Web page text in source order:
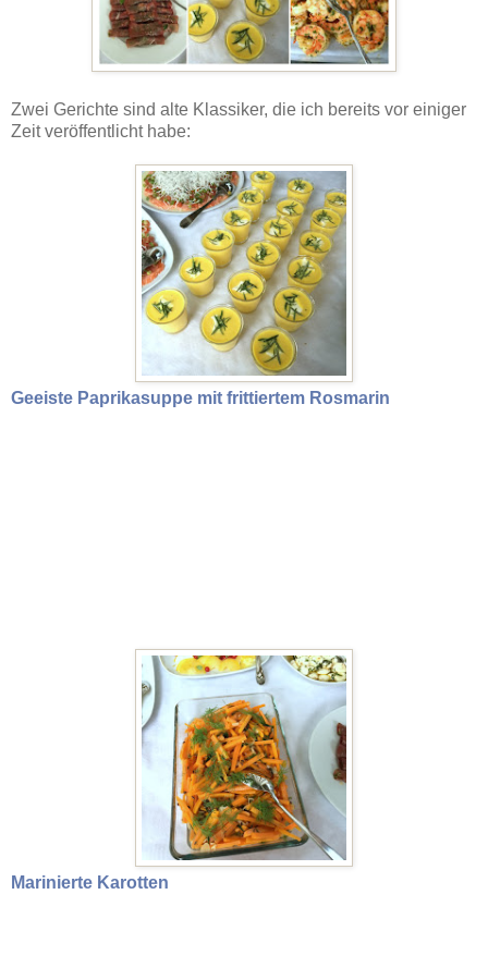
Zwei Gerichte sind alte Klassiker, die ich bereits vor einiger
Zeit veröffentlicht habe:
Geeiste Paprikasuppe mit frittiertem Rosmarin
Marinierte Karotten